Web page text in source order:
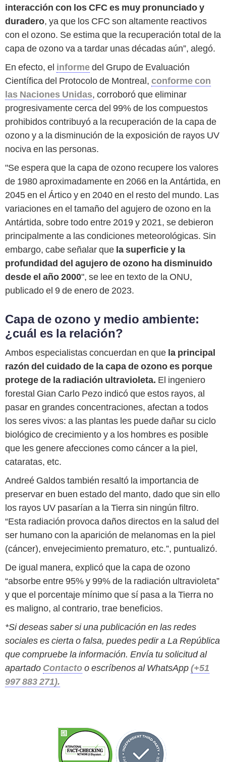
interacción con los CFC es muy pronunciado y
duradero, ya que los CFC son altamente reactivos
con el ozono. Se estima que la recuperación total de la
capa de ozono va a tardar unas décadas aún”, alegó.
En efecto, el informedel Grupo de Evaluación
Científica del Protocolo de Montreal, conforme con
las Naciones Unidas, corroboró que eliminar
progresivamente cerca del 99% de los compuestos
prohibidos contribuyó a la recuperación de la capa de
ozono y a la disminución de la exposición de rayos UV
nociva en las personas.
"Se espera que la capa de ozono recupere los valores
de 1980 aproximadamente en 2066 en la Antártida, en
2045 en el Ártico y en 2040 en el resto del mundo. Las
variaciones en el tamaño del agujero de ozono en la
Antártida, sobre todo entre 2019 y 2021, se debieron
principalmente a las condiciones meteorológicas. Sin
embargo, cabe señalar que la superficie y la
profundidad del agujero de ozono ha disminuido
desde el año 2000", se lee en texto de la ONU,
publicado el 9 de enero de 2023.
Capa de ozono y medio ambiente:
¿cuál es la relación?
Ambos especialistas concuerdan en que la principal
razón del cuidado de la capa de ozono es porque
protege de la radiación ultravioleta. El ingeniero
forestal Gian Carlo Pezo indicó que estos rayos, al
pasar en grandes concentraciones, afectan a todos
los seres vivos: a las plantas les puede dañar su ciclo
biológico de crecimiento y a los hombres es posible
que les genere afecciones como cáncer a la piel,
cataratas, etc.
Andreé Galdos también resaltó la importancia de
preservar en buen estado del manto, dado que sin ello
los rayos UV pasarían a la Tierra sin ningún filtro.
“Esta radiación provoca daños directos en la salud del
ser humano con la aparición de melanomas en la piel
(cáncer), envejecimiento prematuro, etc.”, puntualizó.
De igual manera, explicó que la capa de ozono
“absorbe entre 95% y 99% de la radiación ultravioleta”
y que el porcentaje mínimo que sí pasa a la Tierra no
es maligno, al contrario, trae beneficios.
*Si deseas saber si una publicación en las redes
sociales es cierta o falsa, puedes pedir a La República
que compruebe la información. Envía tu solicitud al
apartado Contactoo escríbenos al WhatsApp(+51
997 883 271).